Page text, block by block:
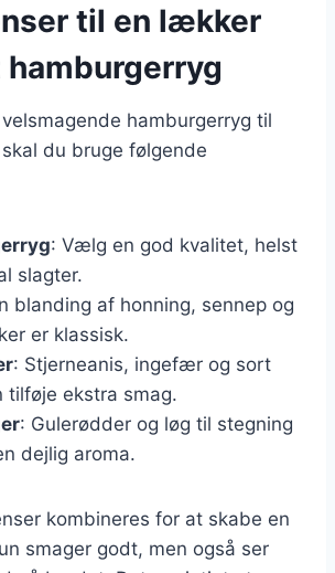
til en lækker
hamburgerryg til
du bruge følgende
: Vælg en god kvalitet, helst
slagter.
blanding af honning, sennep og
er klassisk.
: Stjerneanis, ingefær og sort
tilføje ekstra smag.
: Gulerødder og løg til stegning
dejlig aroma.
kombineres for at skabe en
smager godt, men også ser